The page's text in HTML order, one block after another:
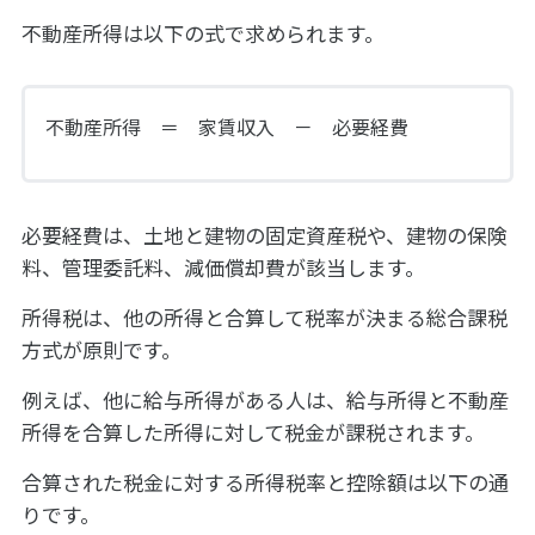
不動産所得は以下の式で求められます。
不動産所得 ＝ 家賃収入 － 必要経費
必要経費は、土地と建物の固定資産税や、建物の保険
料、管理委託料、減価償却費が該当します。
所得税は、他の所得と合算して税率が決まる総合課税
方式が原則です。
例えば、他に給与所得がある人は、給与所得と不動産
所得を合算した所得に対して税金が課税されます。
合算された税金に対する所得税率と控除額は以下の通
りです。